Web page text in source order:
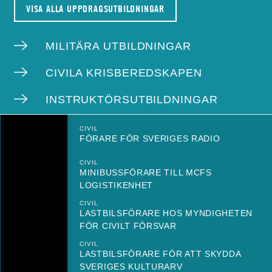
VISA ALLA UPPDRAGSUTBILDNINGAR
MILITÄRA UTBILDNINGAR
CIVILA KRISBEREDSKAPEN
INSTRUKTÖRSUTBILDNINGAR
CIVIL
FÖRARE FÖR SVERIGES RADIO
CIVIL
MINIBUSSFÖRARE TILL MCFS
LOGISTIKENHET
CIVIL
LASTBILSFÖRARE HOS MYNDIGHETEN
FÖR CIVILT FÖRSVAR
CIVIL
LASTBILSFÖRARE FÖR ATT SKYDDA
SVERIGES KULTURARV